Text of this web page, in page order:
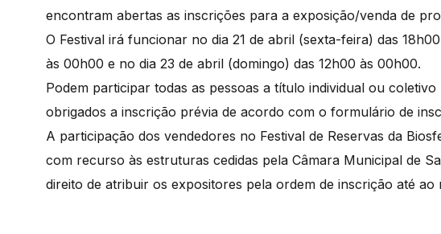
encontram abertas as inscrições para a exposição/venda de
O Festival irá funcionar no dia 21 de abril (sexta-feira) das
às 00h00 e no dia 23 de abril (domingo) das 12h00 às 00h00.
Podem participar todas as pessoas a título individual ou
obrigados a inscrição prévia de acordo com o formulário de
A participação dos vendedores no Festival de Reservas da
com recurso às estruturas cedidas pela Câmara Municipal de
direito de atribuir os expositores pela ordem de inscrição até